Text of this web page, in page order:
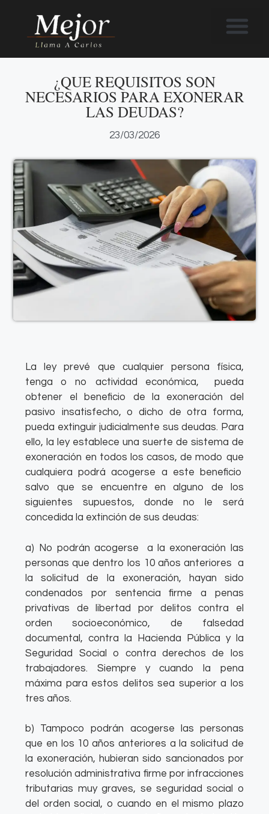
¿QUE REQUISITOS SON
NECESARIOS PARA EXONERAR
LAS DEUDAS?
23/03/2026
La ley prevé que cualquier persona física,
tenga o no actividad económica, pueda
obtener el beneficio de la exoneración del
pasivo insatisfecho, o dicho de otra forma,
pueda extinguir judicialmente sus deudas. Para
ello, la ley establece una suerte de sistema de
exoneración en todos los casos, de modo que
cualquiera podrá acogerse a este beneficio
salvo que se encuentre en alguno de los
siguientes supuestos, donde no le será
concedida la extinción de sus deudas:
a) No podrán acogerse a la exoneración las
personas que dentro los 10 años anteriores a
la solicitud de la exoneración, hayan sido
condenados por sentencia firme a penas
privativas de libertad por delitos contra el
orden socioeconómico, de falsedad
documental, contra la Hacienda Pública y la
Seguridad Social o contra derechos de los
trabajadores. Siempre y cuando la pena
máxima para estos delitos sea superior a los
tres años.
b) Tampoco podrán acogerse las personas
que en los 10 años anteriores a la solicitud de
la exoneración, hubieran sido sancionados por
resolución administrativa firme por infracciones
tributarias muy graves, se seguridad social o
del orden social, o cuando en el mismo plazo